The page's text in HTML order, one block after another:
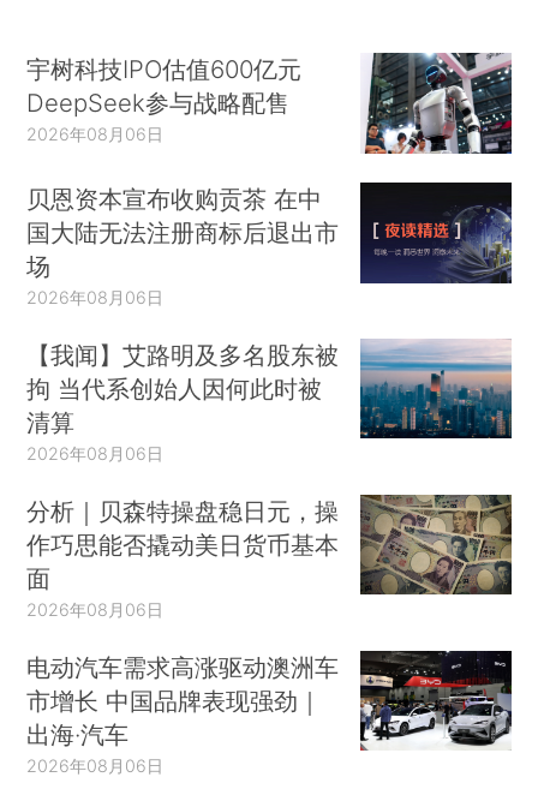
调。当时日本人的预期寿命已经很长了，预计今后
还会更长。日本的总人口数在减少，工作的人数也
在减少，这样缴纳保费的人数也在减少，预计未来
取年数增加引发的差额部分，用自动削减待遇的方
式消化，这是全体日本国民都接受的方式。
与预期寿命延长和缴费人数下降挂钩的两个自
会。在国会通过一次非常痛苦而又激烈的讨论后，
获得批准。这样大原则就确定下来了，此后每年在
削减待遇时，就无须再经过法律程序，可以直接操
条款做大的原则上的改动了。
1.2未来待遇会降得过低吗？
一个国家的公共养老金制度需要满足两个必要
条件：财务上的可持续性和待遇水平的适当性。这
两个必要条件之间有时是相互冲突的。按照现在的
制度模式，养老金在财务上是可持续的，但是将来
待遇水平极有可能会下降到很低的水平，以至于不
宇树科技IPO估值600亿元
DeepSeek参与战略配售
2026年08月06日
贝恩资本宣布收购贡茶 在中
国大陆无法注册商标后退出市
场
2026年08月06日
【我闻】艾路明及多名股东被
拘 当代系创始人因何此时被
清算
2026年08月06日
分析｜贝森特操盘稳日元，操
作巧思能否撬动美日货币基本
面
2026年08月06日
电动汽车需求高涨驱动澳洲车
市增长 中国品牌表现强劲｜
出海·汽车
2026年08月06日